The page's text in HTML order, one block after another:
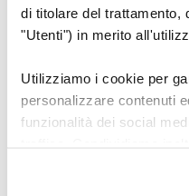
di titolare del trattamento,
"Utenti") in merito
Utilizziamo i cookie per
personalizzare contenuti
funzionalità dei social
di analisi dei dati web,